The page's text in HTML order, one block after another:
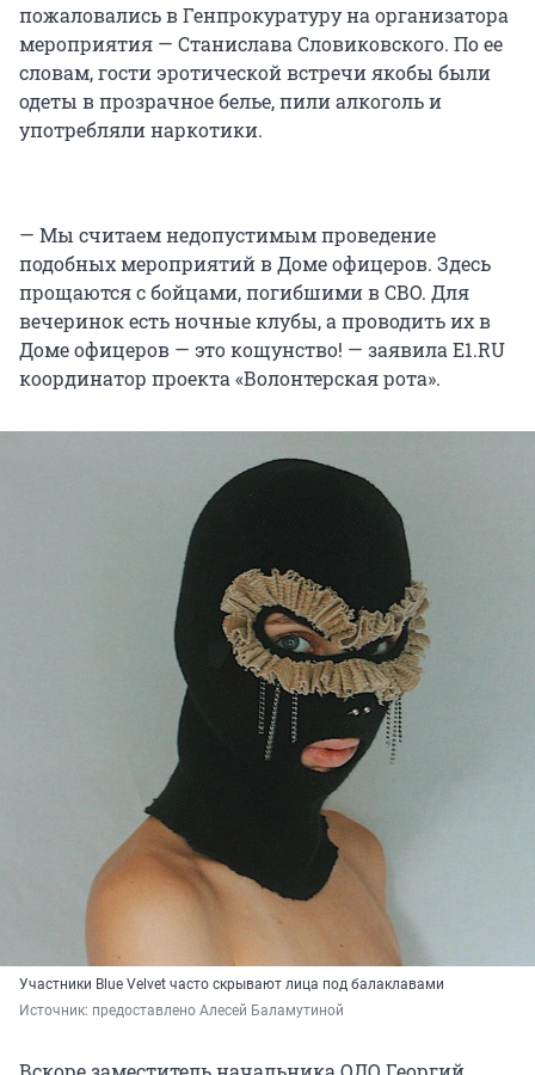
пожаловались в Генпрокуратуру на организатора
мероприятия — Станислава Словиковского. По ее
словам, гости эротической встречи якобы были
одеты в прозрачное белье, пили алкоголь и
употребляли наркотики.
— Мы считаем недопустимым проведение
подобных мероприятий в Доме офицеров. Здесь
прощаются с бойцами, погибшими в СВО. Для
вечеринок есть ночные клубы, а проводить их в
Доме офицеров — это кощунство! — заявила E1.RU
координатор проекта «Волонтерская рота».
Участники Blue Velvet часто скрывают лица под балаклавами
Источник: предоставлено Алесей Баламутиной